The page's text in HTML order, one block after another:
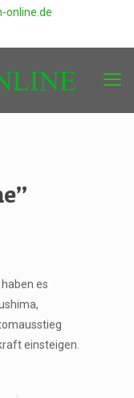
online.de
es
einsteigen.